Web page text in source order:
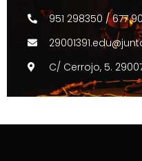
951 298350 / 677
C/ Cerrojo, 5.